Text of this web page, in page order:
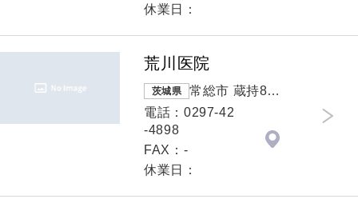
休業日：
荒川医院
茨城県
常総市 蔵持89
0
電話：0297-42
-4898
FAX：-
休業日：